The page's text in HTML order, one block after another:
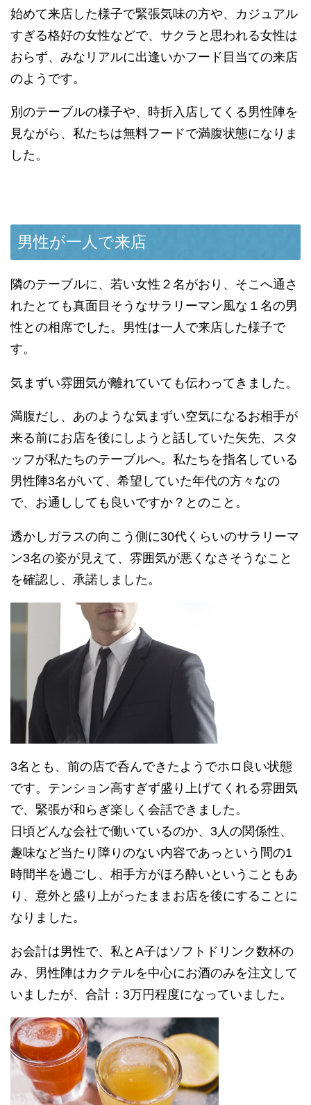
始めて来店した様子で緊張気味の方や、カジュアル
すぎる格好の女性などで、サクラと思われる女性は
おらず、みなリアルに出逢いかフード目当ての来店
のようです。
別のテーブルの様子や、時折入店してくる男性陣を
見ながら、私たちは無料フードで満腹状態になりま
した。
男性が一人で来店
隣のテーブルに、若い女性２名がおり、そこへ通さ
れたとても真面目そうなサラリーマン風な１名の男
性との相席でした。男性は一人で来店した様子で
す。
気まずい雰囲気が離れていても伝わってきました。
満腹だし、あのような気まずい空気になるお相手が
来る前にお店を後にしようと話していた矢先、スタ
ッフが私たちのテーブルへ。私たちを指名している
男性陣3名がいて、希望していた年代の方々なの
で、お通ししても良いですか？とのこと。
透かしガラスの向こう側に30代くらいのサラリーマ
ン3名の姿が見えて、雰囲気が悪くなさそうなこと
を確認し、承諾しました。
3名とも、前の店で呑んできたようでホロ良い状態
です。テンション高すぎず盛り上げてくれる雰囲気
で、緊張が和らぎ楽しく会話できました。
日頃どんな会社で働いているのか、3人の関係性、
趣味など当たり障りのない内容であっという間の1
時間半を過ごし、相手方がほろ酔いということもあ
り、意外と盛り上がったままお店を後にすることに
なりました。
お会計は男性で、私とA子はソフトドリンク数杯の
み、男性陣はカクテルを中心にお酒のみを注文して
いましたが、合計：3万円程度になっていました。